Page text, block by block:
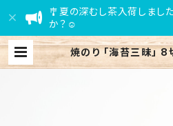
🎐夏の深むし茶入荷しまし
か？☺
焼のり 「海苔三昧」
原 江嶋